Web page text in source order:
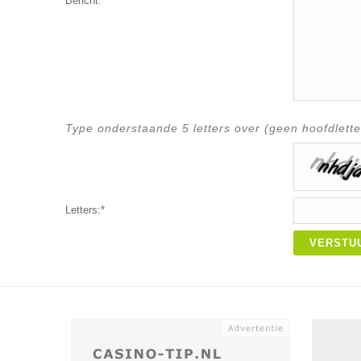
Type onderstaande 5 letters over (geen
Letters:*